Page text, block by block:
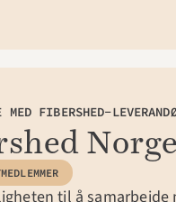
MED FIBERSHED-
Norge
til å